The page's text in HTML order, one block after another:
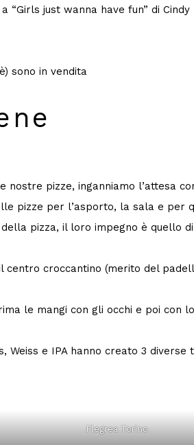
just wanna have fun” di
sono in vendita
pizze, inganniamo l’attesa
pizze per l’asporto, la sala e per
pizza, il loro impegno è
croccantino (merito del
le mangi con gli occhi e poi con
e IPA hanno creato 3
Flegrea Torino